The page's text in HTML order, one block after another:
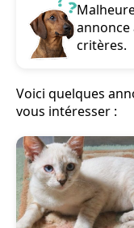
annonce
critères.
Voici quelques
vous intéresser :